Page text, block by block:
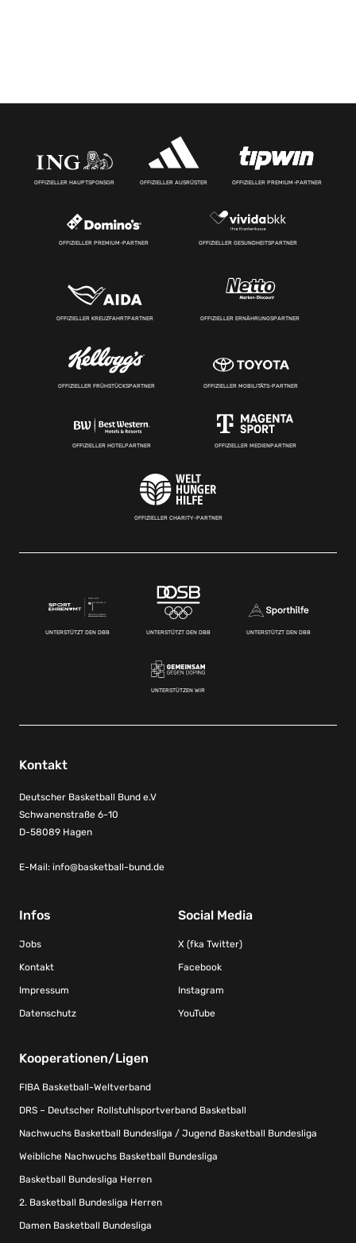
OFFIZIELLER HAUPTSPONSOR OFFIZIELLER AUSRÜSTER OFFIZIELLER PREMIUM-PARTNER
OFFIZIELLER PREMIUM-PARTNER OFFIZIELLER GESUNDHEITSPARTNER
OFFIZIELLER KREUZFAHRTPARTNER OFFIZIELLER ERNÄHRUNGSPARTNER
OFFIZIELLER FRÜHSTÜCKSPARTNER OFFIZIELLER MOBILITÄTS-PARTNER
OFFIZIELLER HOTELPARTNER OFFIZIELLER MEDIENPARTNER
OFFIZIELLER CHARITY-PARTNER
UNTERSTÜTZT DEN DBB UNTERSTÜTZT DEN DBB UNTERSTÜTZT DEN DBB
UNTERSTÜTZEN WIR
Kontakt
Deutscher Basketball Bund e.V
Schwanenstraße 6-10
D-58089 Hagen
E-Mail: info@basketball-bund.de
Infos
Jobs
Kontakt
Impressum
Datenschutz
Social Media
X (fka Twitter)
Facebook
Instagram
YouTube
Kooperationen/Ligen
FIBA Basketball-Weltverband
DRS – Deutscher Rollstuhlsportverband Basketball
Nachwuchs Basketball Bundesliga / Jugend Basketball Bundesliga
Weibliche Nachwuchs Basketball Bundesliga
Basketball Bundesliga Herren
2. Basketball Bundesliga Herren
Damen Basketball Bundesliga